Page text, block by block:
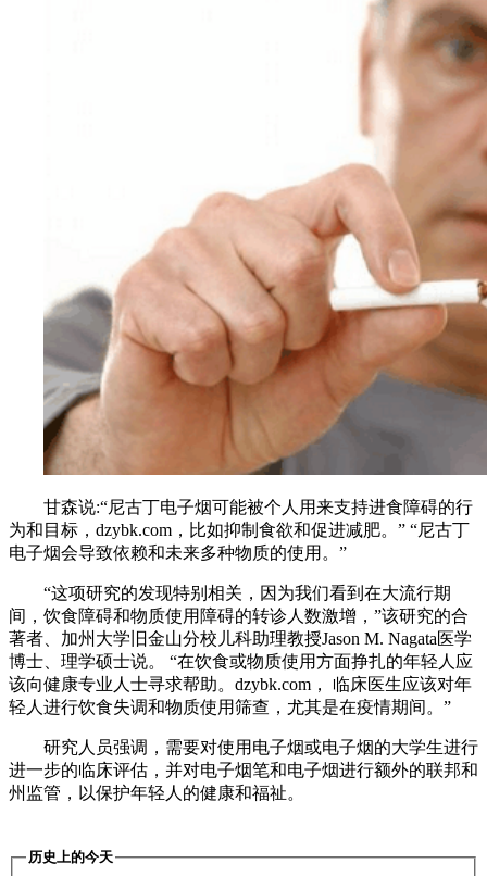
甘森说:“尼古丁电子烟可能被个人用来支持进食障碍的行
为和目标，dzybk.com，比如抑制食欲和促进减肥。” “尼古丁
电子烟会导致依赖和未来多种物质的使用。”
“这项研究的发现特别相关，因为我们看到在大流行期
间，饮食障碍和物质使用障碍的转诊人数激增，”该研究的合
著者、加州大学旧金山分校儿科助理教授Jason M. Nagata医学
博士、理学硕士说。 “在饮食或物质使用方面挣扎的年轻人应
该向健康专业人士寻求帮助。dzybk.com， 临床医生应该对年
轻人进行饮食失调和物质使用筛查，尤其是在疫情期间。”
研究人员强调，需要对使用电子烟或电子烟的大学生进行
进一步的临床评估，并对电子烟笔和电子烟进行额外的联邦和
州监管，以保护年轻人的健康和福祉。
历史上的今天